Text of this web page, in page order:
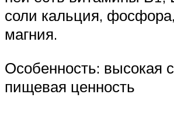
соли кальция,
магния.
Особенность: высокая
пищевая ценность